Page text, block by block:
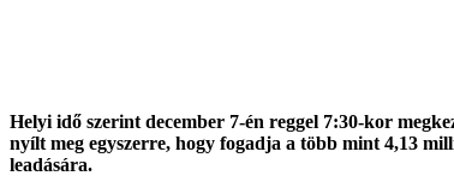
Helyi idő szerint december 7-én reggel 7:30-kor
nyílt meg egyszerre, hogy fogadja a több mint 4,13
leadására.